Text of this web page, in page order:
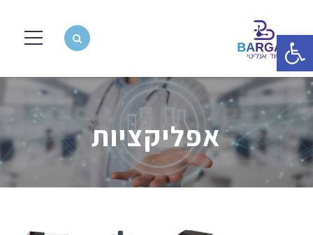
פתח סרגל נגישות
אפליקציות